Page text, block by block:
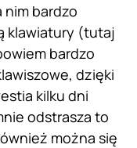
nim bardzo
klawiatury (tutaj
bardzo
dzięki
kilku dni
odstrasza to
można się